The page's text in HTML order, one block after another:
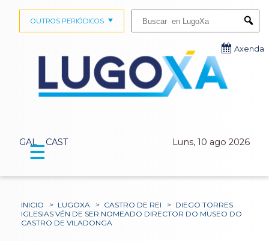
GAL CAST Luns, 10 ago 2026
OUTROS PERIÓDICOS
Axenda
☰
INICIO > LUGOXA > CASTRO DE REI > DIEGO TORRES
IGLESIAS VÉN DE SER NOMEADO DIRECTOR DO MUSEO DO
CASTRO DE VILADONGA